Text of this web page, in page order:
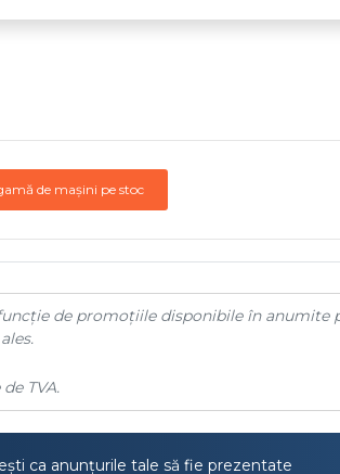
de mașini pe stoc
de promoțiile disponibile în
TVA.
ca anunțurile tale să fie prezentate